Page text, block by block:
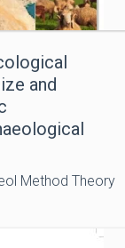
and
Method Theory